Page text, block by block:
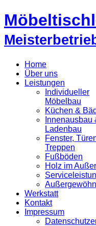
Home
Über uns
Leistungen
Individueller
Möbelbau
Küchen &
Innenausbau
Ladenbau
Fenster,
Treppen
Fußböden
Holz im
Werkstatt
Kontakt
Impressum